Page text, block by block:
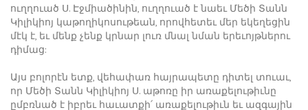
ուղղուած Ս. Էջմիածինին, ուղղուած է նաեւ Մեծի Տանն
Կիլիկիոյ կաթողիկոսութեան, որովհետեւ մեր եկեղեցին
մէկ է, եւ մենք չենք կրնար լուռ մնալ նման երեւոյթներու
դիմաց:
Այս բոլորէն ետք, վեհափառ հայրապետը դիտել տուաւ,
որ Մեծի Տանն Կիլիկիոյ Ս. աթոռը իր առաքելութիւնը
ըմբռնած է իբրեւ հաւատքի՛ առաքելութիւն եւ ազգային